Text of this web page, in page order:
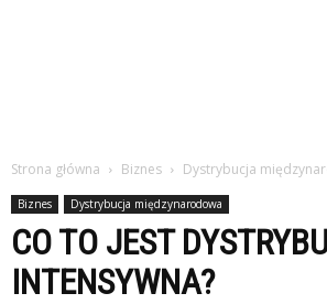
Strona główna Biznes Dystrybucja
Biznes Dystrybucja międzynarodowa
CO TO JEST
INTENSYWNA?